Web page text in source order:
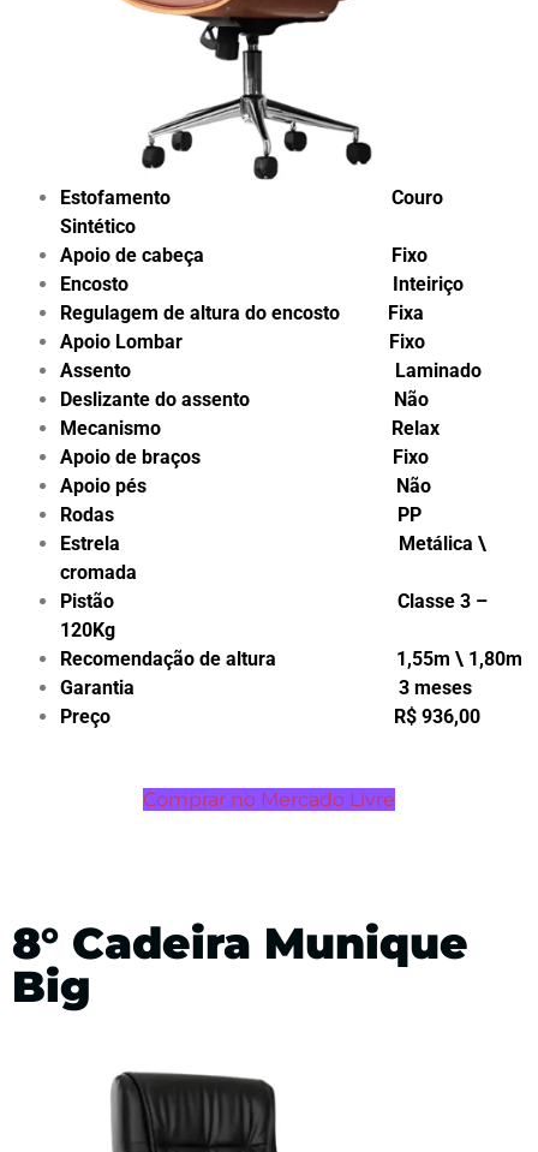
Estofamento Couro
Sintético
Apoio de cabeça Fixo
Encosto Inteiriço
Regulagem de altura do encosto Fixa
Apoio Lombar Fixo
Assento Laminado
Deslizante do assento Não
Mecanismo Relax
Apoio de braços Fixo
Apoio pés Não
Rodas PP
Estrela Metálica \
cromada
Pistão Classe 3 –
120Kg
Recomendação de altura 1,55m \ 1,80m
Garantia 3 meses
Preço R$ 936,00
Comprar no Mercado Livre
8° Cadeira Munique
Big